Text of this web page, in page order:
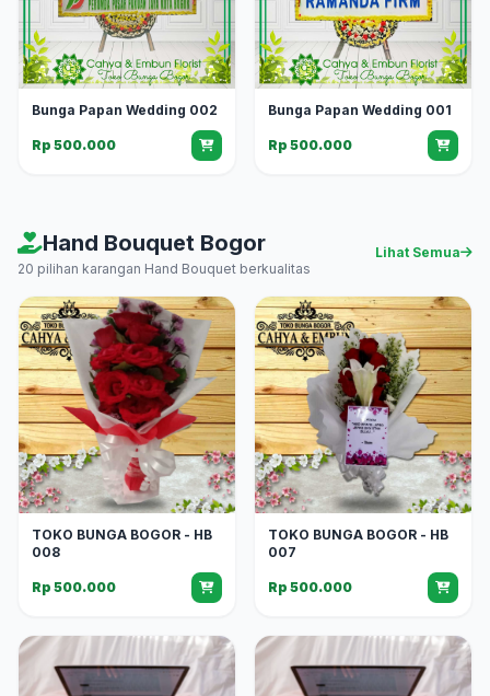
Bunga Papan Wedding 002
Rp 500.000
Bunga Papan Wedding 001
Rp 500.000
Hand Bouquet Bogor
20 pilihan karangan Hand Bouquet berkualitas
Lihat Semua
TOKO BUNGA BOGOR - HB
008
Rp 500.000
TOKO BUNGA BOGOR - HB
007
Rp 500.000